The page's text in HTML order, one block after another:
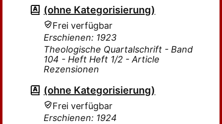
(ohne Kategorisierung)
Frei verfügbar
Erschienen: 1923
Theologische Quartalschrift - Band
104 - Heft Heft 1/2 - Article
Rezensionen
(ohne Kategorisierung)
Frei verfügbar
Erschienen: 1924